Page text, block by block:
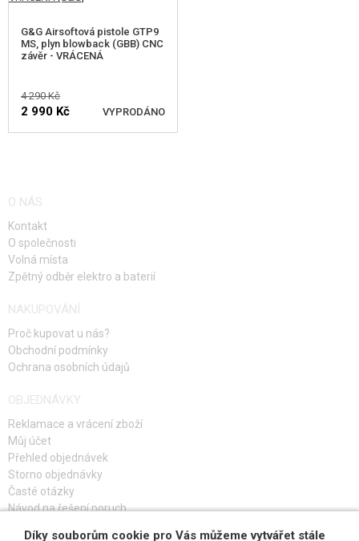
G&G Airsoftová pistole GTP9
MS, plyn blowback (GBB) CNC
závěr - VRÁCENÁ
4 290 Kč
2 990 Kč VYPRODÁNO
O NÁS
Kontakt
O společnosti
Volná místa
Zpětný odběr elektro a baterií
NAKUPOVÁNÍ
Proč kupovat u nás?
Obchodní podmínky
Ochrana osobních údajů
OBJEDNÁVKY
Reklamace a vrácení zboží
Můj účet
Přehled objednávek
Storno objednávky
Časté otázky
Návod na řešení poruch
Díky souborům cookie pro Vás můžeme vytvářet stále